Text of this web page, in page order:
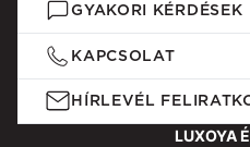
GYAKORI KÉRDÉSEK
KAPCSOLAT
HÍRLEVÉL
LUXOYA